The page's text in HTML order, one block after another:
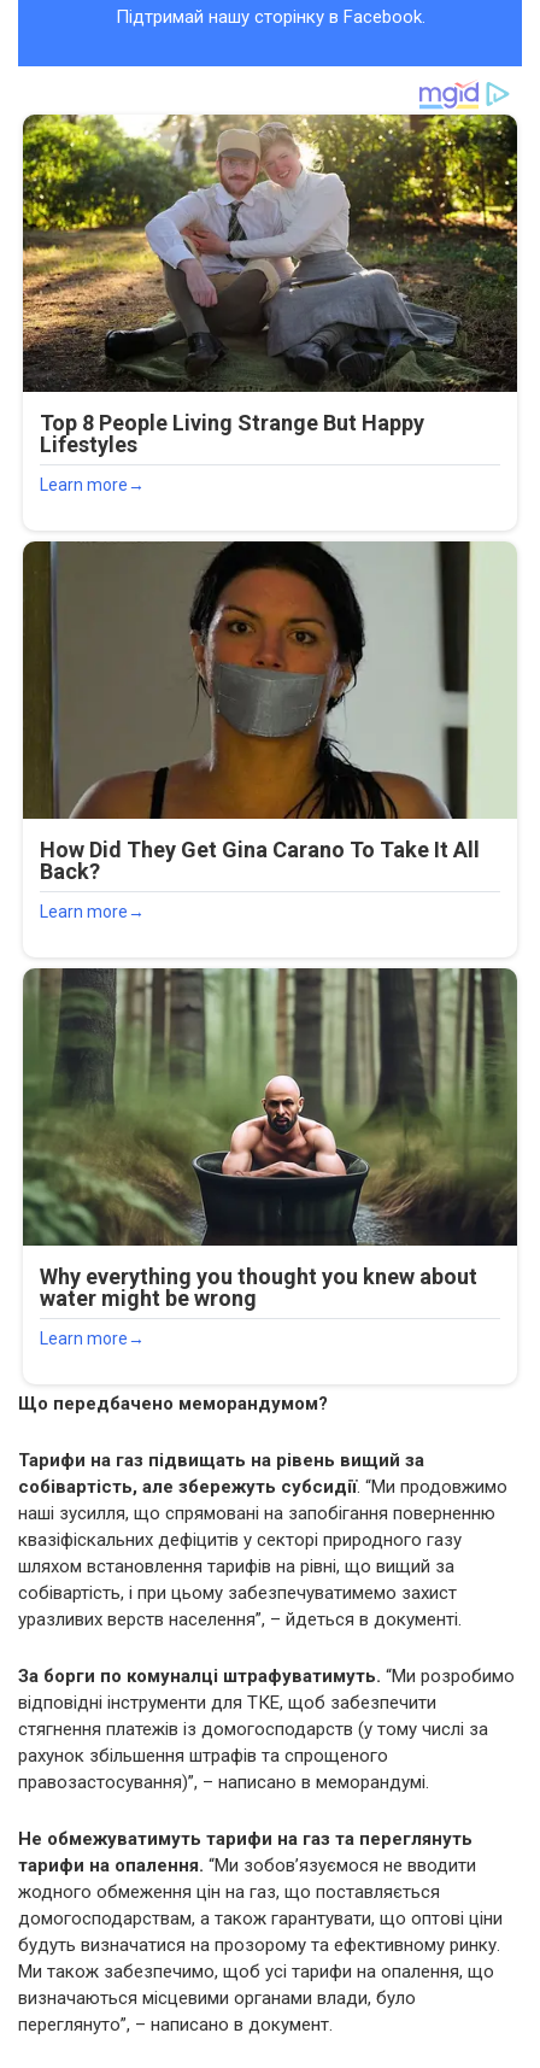
Підтримай нашу сторінку в Facebook.
Що передбачено меморандумом?
Тарифи на газ підвищать на рівень вищий за
собівартість, але збережуть субсидії. “Ми продовжимо
наші зусилля, що спрямовані на запобігання поверненню
квазіфіскальних дефіцитів у секторі природного газу
шляхом встановлення тарифів на рівні, що вищий за
собівартість, і при цьому забезпечуватимемо захист
уразливих верств населення”, – йдеться в документі.
За борги по комуналці штрафуватимуть. “Ми розробимо
відповідні інструменти для ТКЕ, щоб забезпечити
стягнення платежів із домогосподарств (у тому числі за
рахунок збільшення штрафів та спрощеного
правозастосування)”, – написано в меморандумі.
Не обмежуватимуть тарифи на газ та переглянуть
тарифи на опалення. “Ми зобов’язуємося не вводити
жодного обмеження цін на газ, що поставляється
домогосподарствам, а також гарантувати, що оптові ціни
будуть визначатися на прозорому та ефективному ринку.
Ми також забезпечимо, щоб усі тарифи на опалення, що
визначаються місцевими органами влади, було
переглянуто”, – написано в документ.